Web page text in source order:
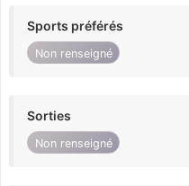
Sports préférés
Non renseigné
Sorties
Non renseigné